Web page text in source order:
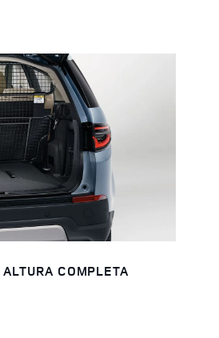
COMPLETA